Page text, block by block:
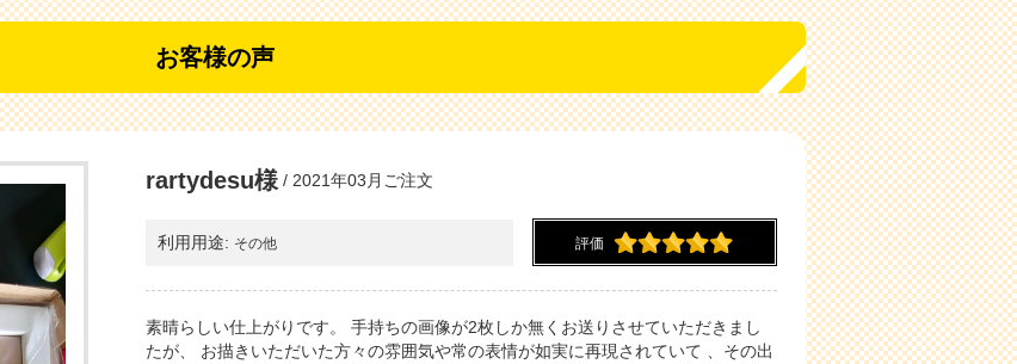
お客様の声
rartydesu様 / 2021年03月ご注文
利用用途: その他 評価
素晴らしい仕上がりです。 手持ちの画像が2枚しか無くお送りさせていただきまし
たが、 お描きいただいた方々の雰囲気や常の表情が如実に再現されていて 、その出